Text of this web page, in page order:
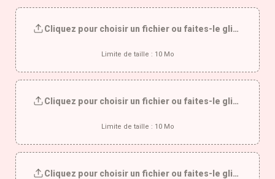
Cliquez pour choisir un fichier ou faites-le glisser ici
Limite de taille : 10 Mo
Cliquez pour choisir un fichier ou faites-le glisser ici
Limite de taille : 10 Mo
Cliquez pour choisir un fichier ou faites-le glisser ici